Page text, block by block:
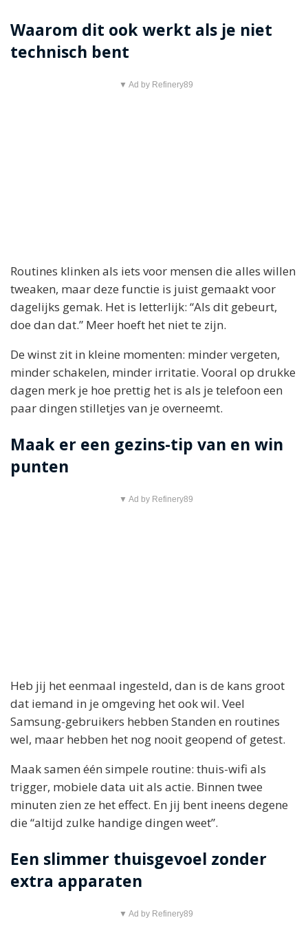
Waarom dit ook werkt als je niet
technisch bent
▼ Ad by Refinery89
Routines klinken als iets voor mensen die alles willen
tweaken, maar deze functie is juist gemaakt voor
dagelijks gemak. Het is letterlijk: “Als dit gebeurt,
doe dan dat.” Meer hoeft het niet te zijn.
De winst zit in kleine momenten: minder vergeten,
minder schakelen, minder irritatie. Vooral op drukke
dagen merk je hoe prettig het is als je telefoon een
paar dingen stilletjes van je overneemt.
Maak er een gezins-tip van en win
punten
▼ Ad by Refinery89
Heb jij het eenmaal ingesteld, dan is de kans groot
dat iemand in je omgeving het ook wil. Veel
Samsung-gebruikers hebben Standen en routines
wel, maar hebben het nog nooit geopend of getest.
Maak samen één simpele routine: thuis-wifi als
trigger, mobiele data uit als actie. Binnen twee
minuten zien ze het effect. En jij bent ineens degene
die “altijd zulke handige dingen weet”.
Een slimmer thuisgevoel zonder
extra apparaten
▼ Ad by Refinery89